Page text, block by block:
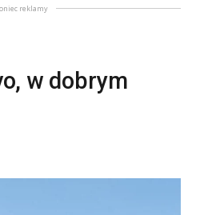
reklamy
w dobrym